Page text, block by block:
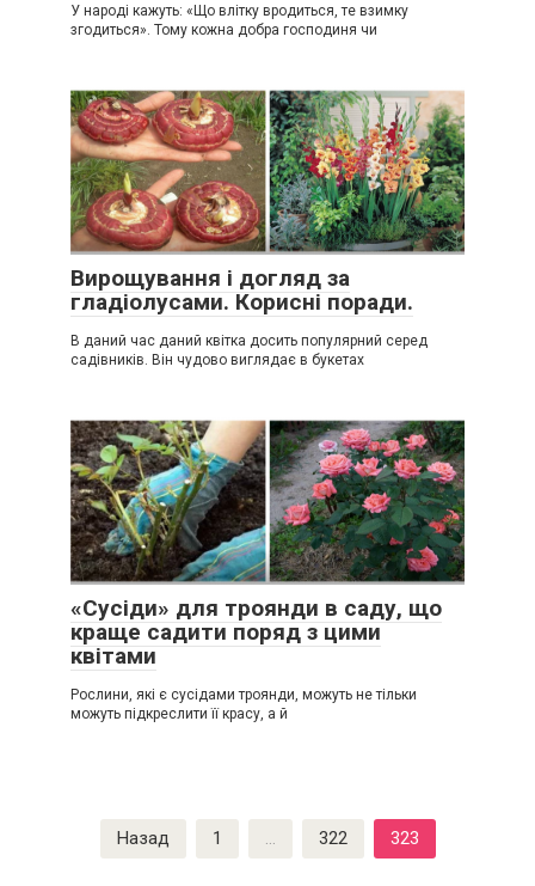
У народі кажуть: «Що влітку вродиться, те взимку
згодиться». Тому кожна добра господиня чи
Вирощування і догляд за
гладіолусами. Корисні поради.
В даний час даний квітка досить популярний серед
садівників. Він чудово виглядає в букетах
«Сусіди» для троянди в саду, що
краще садити поряд з цими
квітами
Рослини, які є сусідами троянди, можуть не тільки
можуть підкреслити її красу, а й
Назад 1 … 322 323